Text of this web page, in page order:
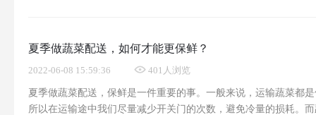
夏季做蔬菜配送，如何才能更保鲜？
2022-06-08 15:59:36 401人浏览
夏季做蔬菜配送，保鲜是一件重要的事。一般来说，运输蔬菜都
所以在运输途中我们尽量减少开关门的次数，避免冷量的损耗。